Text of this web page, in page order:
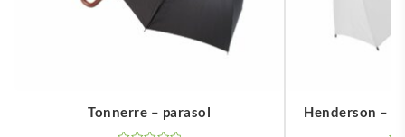
Tonnerre – parasol Henderson –